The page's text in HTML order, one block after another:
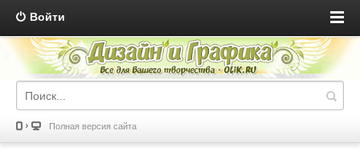
Войти
Полная версия сайта